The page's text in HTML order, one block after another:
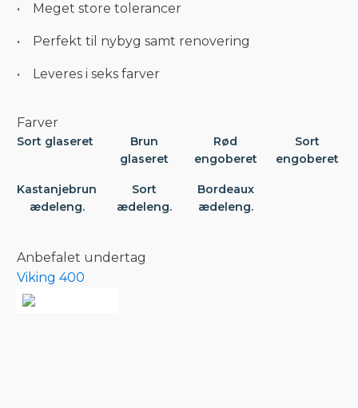
• Meget store tolerancer
• Perfekt til nybyg samt renovering
• Leveres i seks farver
Farver
Sort glaseret
Brun
glaseret
Rød
engoberet
Sort
engoberet
Kastanjebrun
ædeleng.
Sort
ædeleng.
Bordeaux
ædeleng.
Anbefalet undertag
Viking 400